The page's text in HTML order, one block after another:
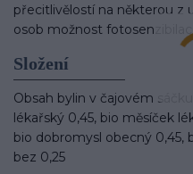
přecitlivělostí na některou z
osob možnost
Složení
Obsah bylin v čajovém
lékařský 0,45, bio měsíček
bio dobromysl obecný 0,45,
bez 0,25